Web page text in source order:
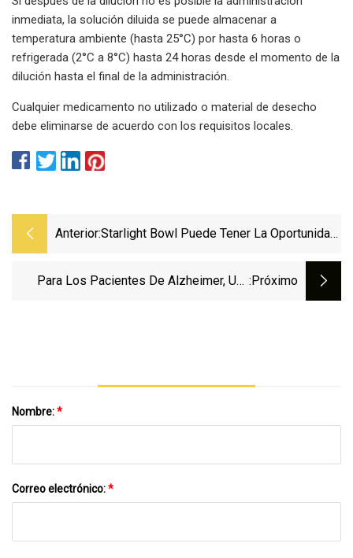
inmediata, la solución diluida se puede almacenar a
temperatura ambiente (hasta 25°C) por hasta 6 horas o
refrigerada (2°C a 8°C) hasta 24 horas desde el momento de la
dilución hasta el final de la administración.
Cualquier medicamento no utilizado o material de desecho
debe eliminarse de acuerdo con los requisitos locales.
Anterior:Starlight Bowl Puede Tener La Oportunidad
Para Los Pacientes De Alzheimer, Una :próximo
Nombre:*
Correo electrónico:*